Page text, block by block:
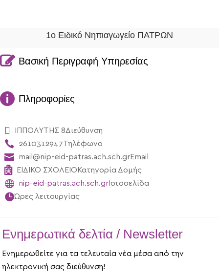
1ο Ειδικό Νηπιαγωγείο ΠΑΤΡΩΝ
 Βασική Περιγραφή Υπηρεσίας
 Πληροφορίες
 ΙΠΠΟΛΥΤΗΣ 8Διεύθυνση
 2610312947Τηλέφωνο
 mail@nip-eid-patras.ach.sch.grEmail
 ΕΙΔΙΚΟ ΣΧΟΛΕΙΟ Κατηγορία Δομής
 nip-eid-patras.ach.sch.grΙστοσελίδα
Ώρες λειτουργίας
Ενημερωτικά δελτία / Newsletter
Ενημερωθείτε για τα τελευταία νέα μέσα από την
ηλεκτρονική σας διεύθυνση!